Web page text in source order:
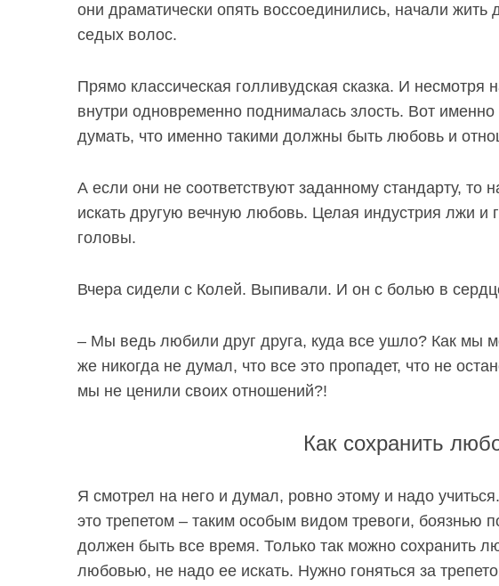
они драматически опять воссоединились, начали
седых волос.
Прямо классическая голливудская сказка. И несмотря
внутри одновременно поднималась злость. Вот именно
думать, что именно такими должны быть любовь и
А если они не соответствуют заданному стандарту, то
искать другую вечную любовь. Целая индустрия лжи и
головы.
Вчера сидели с Колей. Выпивали. И он с болью в
– Мы ведь любили друг друга, куда все ушло? Как мы
же никогда не думал, что все это пропадет, что не
мы не ценили своих отношений?!
Как сохранить
Я смотрел на него и думал, ровно этому и надо
это трепетом – таким особым видом тревоги, боязнью
должен быть все время. Только так можно сохранить
любовью, не надо ее искать. Нужно гоняться за
e
r
r